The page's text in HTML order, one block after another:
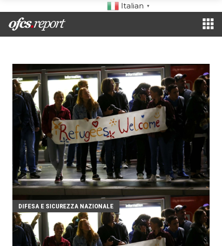
Italian ▼
DIFESA E SICUREZZA NAZIONALE